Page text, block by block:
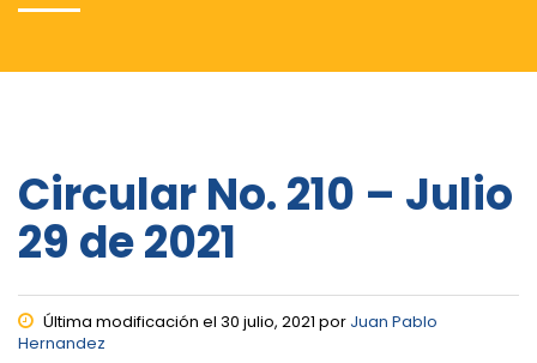
Circular No. 210 – Julio
29 de 2021
Última modificación el 30 julio, 2021 por Juan Pablo
Hernandez